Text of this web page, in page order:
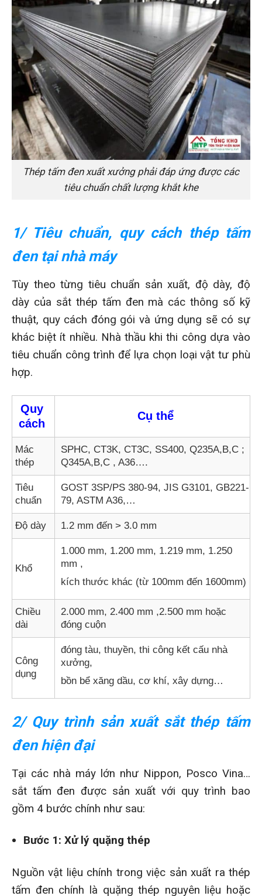
Thép tấm đen xuất xưởng phải đáp ứng được các
tiêu chuẩn chất lượng khắt khe
1/ Tiêu chuẩn, quy cách thép tấm
đen tại nhà máy
Tùy theo từng tiêu chuẩn sản xuất, độ dày, độ
dày của sắt thép tấm đen mà các thông số kỹ
thuật, quy cách đóng gói và ứng dụng sẽ có sự
khác biệt ít nhiều. Nhà thầu khi thi công dựa vào
tiêu chuẩn công trình để lựa chọn loại vật tư phù
hợp.
Quy
cách
Cụ thể
Mác
thép
SPHC, CT3K, CT3C, SS400, Q235A,B,C ;
Q345A,B,C , A36….
Tiêu
chuẩn
GOST 3SP/PS 380-94, JIS G3101, GB221-
79, ASTM A36,…
Độ dày 1.2 mm đến > 3.0 mm
Khổ
1.000 mm, 1.200 mm, 1.219 mm, 1.250
mm ,
kích thước khác (từ 100mm đến 1600mm)
Chiều
dài
2.000 mm, 2.400 mm ,2.500 mm hoặc
đóng cuộn
Công
dụng
đóng tàu, thuyền, thi công kết cấu nhà
xưởng,
bồn bể xăng dầu, cơ khí, xây dựng…
2/ Quy trình sản xuất sắt thép tấm
đen hiện đại
Tại các nhà máy lớn như Nippon, Posco Vina…
sắt tấm đen được sản xuất với quy trình bao
gồm 4 bước chính như sau:
Bước 1: Xử lý quặng thép
Nguồn vật liệu chính trong việc sản xuất ra thép
tấm đen chính là quặng thép nguyên liệu hoặc